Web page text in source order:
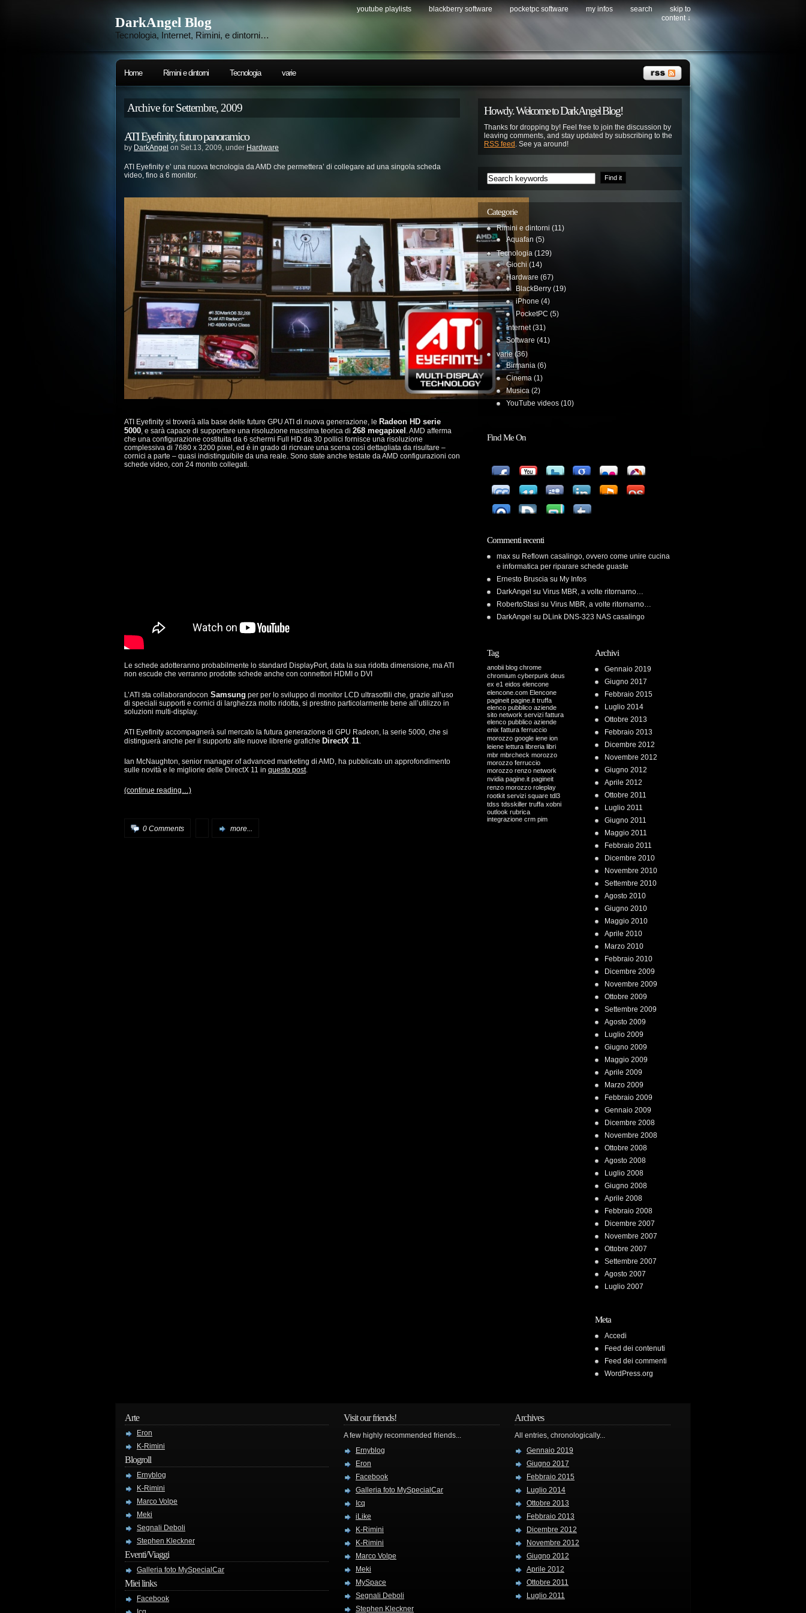
DarkAngel Blog
Tecnologia, Internet, Rimini, e dintorni…
youtube playlists blackberry software pocketpc software my infos search
skip to
content ↓
Home Rimini e dintorni Tecnologia varie
Archive for Settembre, 2009
ATI Eyefinity, futuro panoramico
by DarkAngel on Set.13, 2009, under Hardware
ATI Eyefinity e’ una nuova tecnologia da AMD che permettera’ di collegare ad una singola scheda
video, fino a 6 monitor.
ATI Eyefinity si troverà alla base delle future GPU ATI di nuova generazione, le Radeon HD serie
5000, e sarà capace di supportare una risoluzione massima teorica di 268 megapixel . AMD afferma
che una configurazione costituita da 6 schermi Full HD da 30 pollici fornisce una risoluzione
complessiva di 7680 x 3200 pixel, ed è in grado di ricreare una scena così dettagliata da risultare –
cornici a parte – quasi indistinguibile da una reale. Sono state anche testate da AMD configurazioni con
schede video, con 24 monito collegati.
Le schede adotteranno probabilmente lo standard DisplayPort, data la sua ridotta dimensione, ma ATI
non escude che verranno prodotte schede anche con connettori HDMI o DVI
L’ATI sta collaborandocon Samsung per per lo sviluppo di monitor LCD ultrasottili che, grazie all’uso
di speciali supporti e cornici di larghezza molto ridotta, si prestino particolarmente bene all’utilizzo in
soluzioni multi-display.
ATI Eyefinity accompagnerà sul mercato la futura generazione di GPU Radeon, la serie 5000, che si
distinguerà anche per il supporto alle nuove librerie grafiche DirectX 11.
Ian McNaughton, senior manager of advanced marketing di AMD, ha pubblicato un approfondimento
sulle novità e le migliorie delle DirectX 11 in questo post.
(continue reading…)
0 Comments more...
Howdy. Welcome to DarkAngel Blog!
Thanks for dropping by! Feel free to join the discussion by
leaving comments, and stay updated by subscribing to the
RSS feed . See ya around!
Categorie
Rimini e dintorni (11)
Aquafan (5)
Tecnologia (129)
Giochi (14)
Hardware (67)
BlackBerry (19)
iPhone (4)
PocketPC (5)
Internet(31)
Software (41)
varie(36)
Birmania (6)
Cinema (1)
Musica (2)
YouTube videos (10)
Find Me On
Commenti recenti
max su Reflown casalingo, ovvero come unire cucina
e informatica per riparare schede guaste
Ernesto Bruscia su My Infos
DarkAngel su Virus MBR, a volte ritornarno…
RobertoStasi su Virus MBR, a volte ritornarno…
DarkAngel su DLink DNS-323 NAS casalingo
Tag
anobii blog chrome
chromium cyberpunk deus
ex e1 eidos elencone
elencone.com Elencone
pagineit pagine.it truffa
elenco pubblico aziende
sito network servizi fattura
elenco pubblico aziende
enix fattura ferruccio
morozzo google iene ion
leiene lettura libreria libri
mbr mbrcheck morozzo
morozzo ferruccio
morozzo renzo network
nvidia pagine.it pagineit
renzo morozzo roleplay
rootkit servizi square tdl3
tdss tdsskiller truffa xobni
outlook rubrica
integrazione crm pim
Archivi
Gennaio 2019
Giugno 2017
Febbraio 2015
Luglio 2014
Ottobre 2013
Febbraio 2013
Dicembre 2012
Novembre 2012
Giugno 2012
Aprile 2012
Ottobre 2011
Luglio 2011
Giugno 2011
Maggio 2011
Febbraio 2011
Dicembre 2010
Novembre 2010
Settembre 2010
Agosto 2010
Giugno 2010
Maggio 2010
Aprile 2010
Marzo 2010
Febbraio 2010
Dicembre 2009
Novembre 2009
Ottobre 2009
Settembre 2009
Agosto 2009
Luglio 2009
Giugno 2009
Maggio 2009
Aprile 2009
Marzo 2009
Febbraio 2009
Gennaio 2009
Dicembre 2008
Novembre 2008
Ottobre 2008
Agosto 2008
Luglio 2008
Giugno 2008
Aprile 2008
Febbraio 2008
Dicembre 2007
Novembre 2007
Ottobre 2007
Settembre 2007
Agosto 2007
Luglio 2007
Meta
Accedi
Feed dei contenuti
Feed dei commenti
WordPress.org
Arte
Eron
K-Rimini
Blogroll
Ernyblog
K-Rimini
Marco Volpe
Meki
Segnali Deboli
Stephen Kleckner
Eventi/Viaggi
Galleria foto MySpecialCar
Miei links
Facebook
Visit our friends!
A few highly recommended friends...
Ernyblog
Eron
Facebook
Galleria foto MySpecialCar
Icq
iLike
K-Rimini
K-Rimini
Marco Volpe
Meki
MySpace
Segnali Deboli
Stephen Kleckner
Archives
All entries, chronologically...
Gennaio 2019
Giugno 2017
Febbraio 2015
Luglio 2014
Ottobre 2013
Febbraio 2013
Dicembre 2012
Novembre 2012
Giugno 2012
Aprile 2012
Ottobre 2011
Luglio 2011